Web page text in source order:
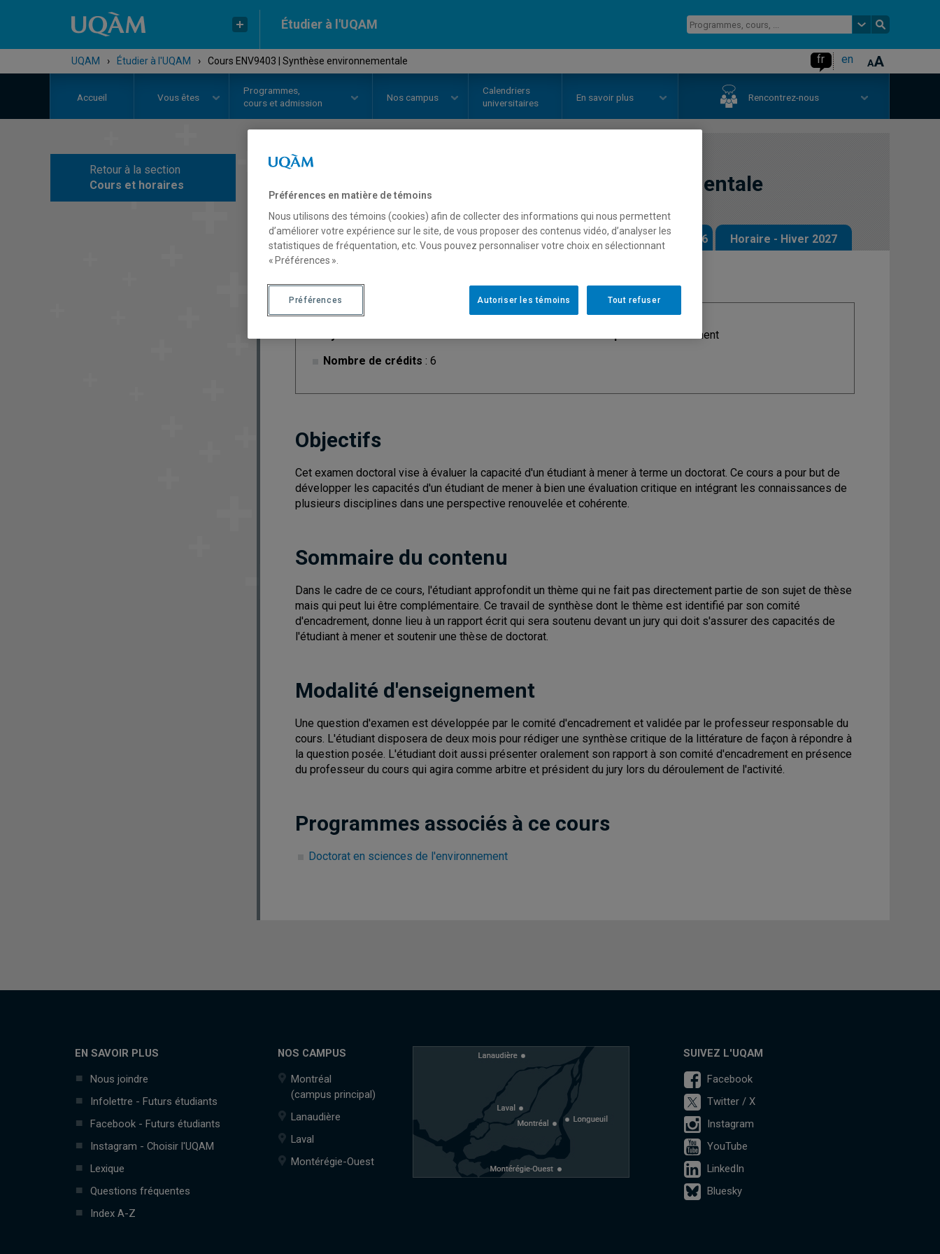
Étudier à l'UQAM
UQAM › Étudier à l'UQAM › Cours ENV9403 | Synthèse environnementale fr en
Accueil Vous êtes
Programmes,
cours et admission
Nos campus
Calendriers
universitaires
En savoir plus Rencontrez-nous
Retour à la section
Cours et horaires
Synthèse environnementale
Description Horaire - Été 2026 Horaire - Automne 2026 Horaire - Hiver 2027
Nombre de crédits : 6
: Environnement
Objectifs
Cet examen doctoral vise à évaluer la capacité d'un étudiant à mener à terme un doctorat. Ce cours a pour but de
développer les capacités d'un étudiant de mener à bien une évaluation critique en intégrant les connaissances de
plusieurs disciplines dans une perspective renouvelée et cohérente.
Sommaire du contenu
Dans le cadre de ce cours, l'étudiant approfondit un thème qui ne fait pas directement partie de son sujet de thèse
mais qui peut lui être complémentaire. Ce travail de synthèse dont le thème est identifié par son comité
d'encadrement, donne lieu à un rapport écrit qui sera soutenu devant un jury qui doit s'assurer des capacités de
l'étudiant à mener et soutenir une thèse de doctorat.
Modalité d'enseignement
Une question d'examen est développée par le comité d'encadrement et validée par le professeur responsable du
cours. L'étudiant disposera de deux mois pour rédiger une synthèse critique de la littérature de façon à répondre à
la question posée. L'étudiant doit aussi présenter oralement son rapport à son comité d'encadrement en présence
du professeur du cours qui agira comme arbitre et président du jury lors du déroulement de l'activité.
Programmes associés à ce cours
Doctorat en sciences de l'environnement
EN SAVOIR PLUS
Nous joindre
Infolettre - Futurs étudiants
Facebook - Futurs étudiants
Instagram - Choisir l'UQAM
Lexique
Questions fréquentes
Index A-Z
NOS CAMPUS
Montréal
(campus principal)
Lanaudière
Laval
Montérégie-Ouest
SUIVEZ L'UQAM
Facebook
Twitter / X
Instagram
YouTube
LinkedIn
Bluesky
Préférences en matière de témoins
Nous utilisons des témoins (cookies) afin de collecter des informations qui nous permettent
d’améliorer votre expérience sur le site, de vous proposer des contenus vidéo, d’analyser les
statistiques de fréquentation, etc. Vous pouvez personnaliser votre choix en sélectionnant
« Préférences ».
Tout refuser
Autoriser les témoins
Préférences